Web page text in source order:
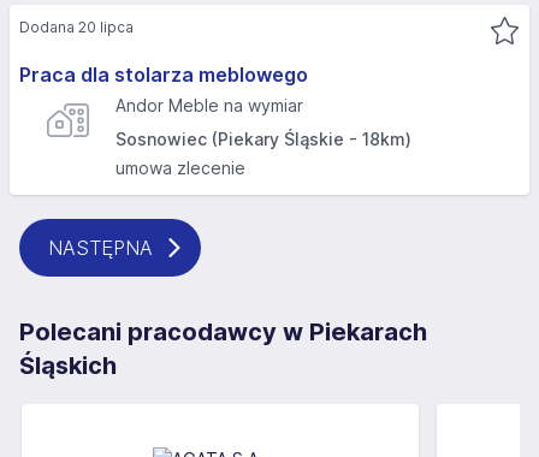
Praca dla stolarza meblowego
Andor Meble na wymiar
Sosnowiec (Piekary Śląskie - 18km)
umowa zlecenie
Dodana 20 lipca
NASTĘPNA
Polecani pracodawcy w Piekarach
Śląskich